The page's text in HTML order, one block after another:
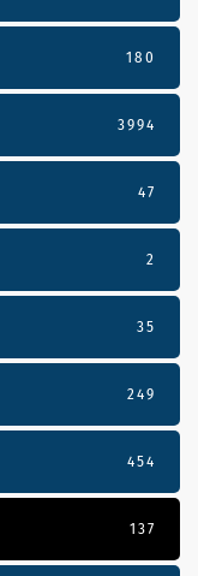
180
3994
47
2
35
249
454
137